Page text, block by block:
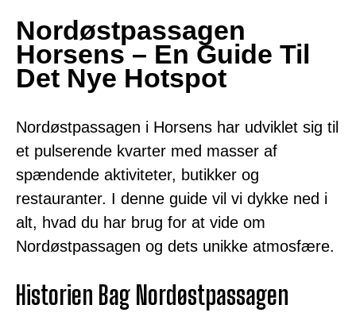
Nordøstpassagen
Horsens – En Guide Til
Det Nye Hotspot
Nordøstpassagen i Horsens har udviklet sig til
et pulserende kvarter med masser af
spændende aktiviteter, butikker og
restauranter. I denne guide vil vi dykke ned i
alt, hvad du har brug for at vide om
Nordøstpassagen og dets unikke atmosfære.
Historien Bag Nordøstpassagen